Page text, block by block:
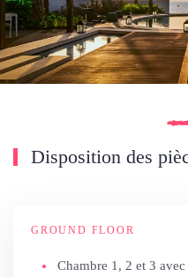
Disposition des
GROUND FLOOR
Chambre 1, 2 et 3